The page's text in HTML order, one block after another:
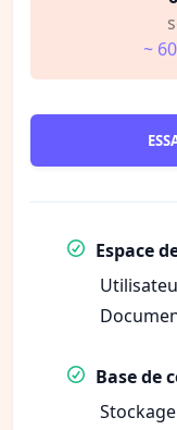
~
Espace
Base de
Stockage